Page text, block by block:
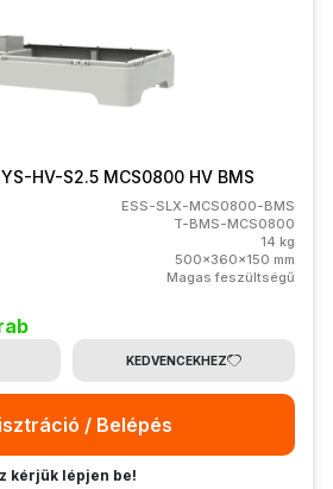
HV-S2.5 MCS0800 HV BMS
ESS-SLX-MCS0800-BMS
T-BMS-MCS0800
14 kg
500x360x150 mm
Magas feszültségű
KEDVENCEKHEZ
/ Belépés
kérjük lépjen be!